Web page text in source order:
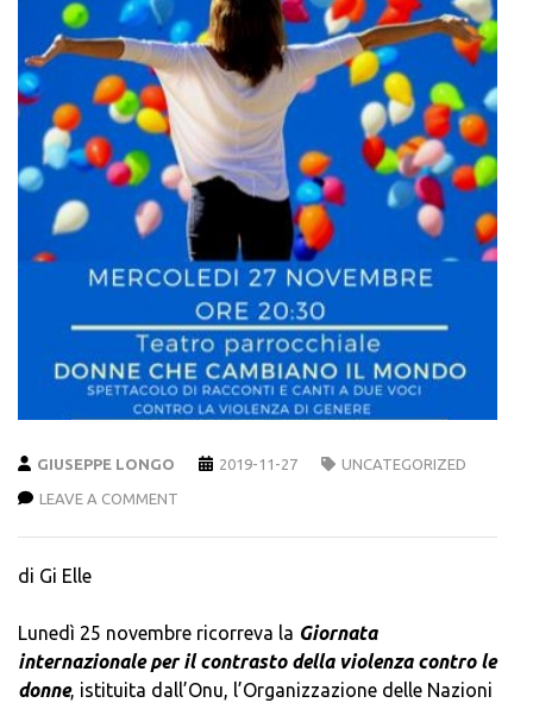
GIUSEPPE LONGO 2019-11-27 UNCATEGORIZED
LEAVE A COMMENT
di Gi Elle
Lunedì 25 novembre ricorreva la Giornata
internazionale per il contrasto della violenza contro le
donne, istituita dall’Onu, l’Organizzazione delle Nazioni